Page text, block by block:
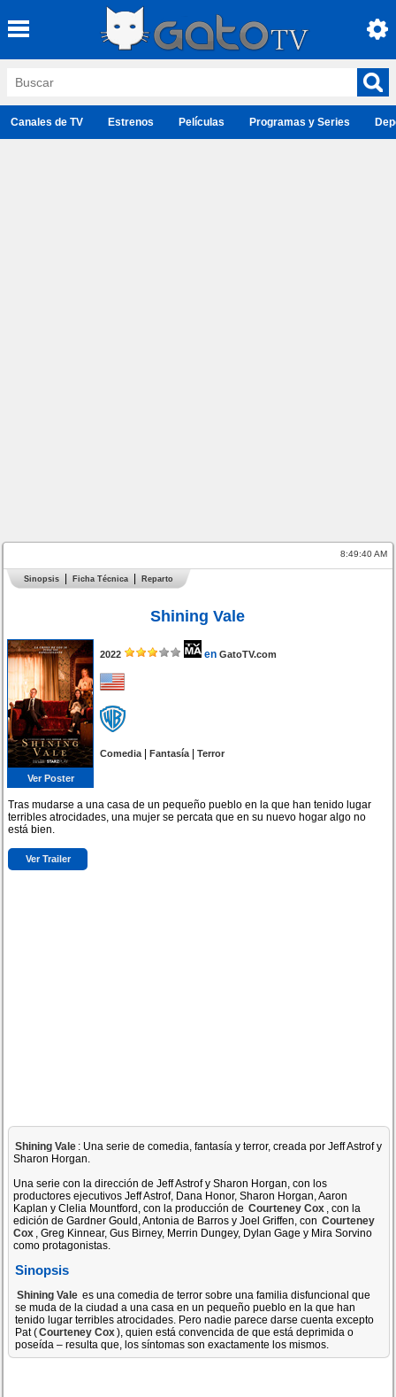
Canales de TV Estrenos Películas Programas y Series
8:49:40 AM
Sinopsis Ficha Técnica Reparto
Shining Vale
Ver Poster
2022 en GatoTV.com
Comedia|Fantasía|Terror
Tras mudarse a una casa de un pequeño pueblo en la que han tenido lugar
terribles atrocidades, una mujer se percata que en su nuevo hogar algo no
está bien.
Ver Trailer
Shining Vale : Una serie de comedia, fantasía y terror, creada por Jeff Astrof y
Sharon Horgan.
Una serie con la dirección de Jeff Astrof y Sharon Horgan, con los
productores ejecutivos Jeff Astrof, Dana Honor, Sharon Horgan, Aaron
Kaplan y Clelia Mountford, con la producción de Courteney Cox , con la
edición de Gardner Gould, Antonia de Barros y Joel Griffen, con Courteney
Cox , Greg Kinnear, Gus Birney, Merrin Dungey, Dylan Gage y Mira Sorvino
como protagonistas.
Sinopsis
Shining Vale es una comedia de terror sobre una familia disfuncional que
se muda de la ciudad a una casa en un pequeño pueblo en la que han
tenido lugar terribles atrocidades. Pero nadie parece darse cuenta excepto
Pat (Courteney Cox), quien está convencida de que está deprimida o
poseída – resulta que, los síntomas son exactamente los mismos.